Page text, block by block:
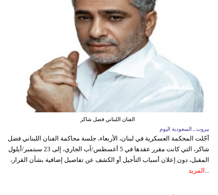
الفنان اللبناني فضل شاكر
بيروت ـ السعودية اليوم
أجّلت المحكمة العسكرية في لبنان، الأربعاء، جلسة محاكمة الفنان اللبناني فضل
شاكر، التي كانت مقرر عقدها في 5 أغسطس/آب الجاري، إلى 23 سبتمبر/أيلول
المقبل، دون إعلان أسباب التأجيل أو الكشف عن تفاصيل إضافية بشأن القرار،
... المزيد